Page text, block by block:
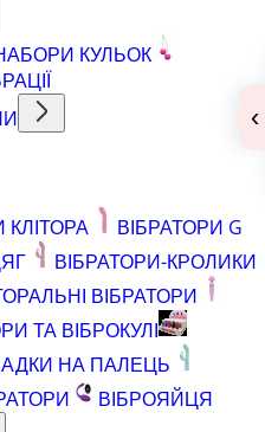
КУЛЬОК
ВІБРАТОРИ G
ВІБРАТОРИ-КРОЛИКИ
ВІБРАТОРИ
ТА ВІБРОКУЛІ
НА ПАЛЕЦЬ
ВІБРОЯЙЦЯ
‹